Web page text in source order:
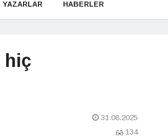
YAZARLAR HABERLER
hiç
31.08.2025
134